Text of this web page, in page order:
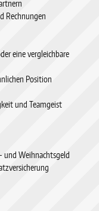
Rechnungen
eine vergleichbare
Position
und Teamgeist
Weihnachtsgeld